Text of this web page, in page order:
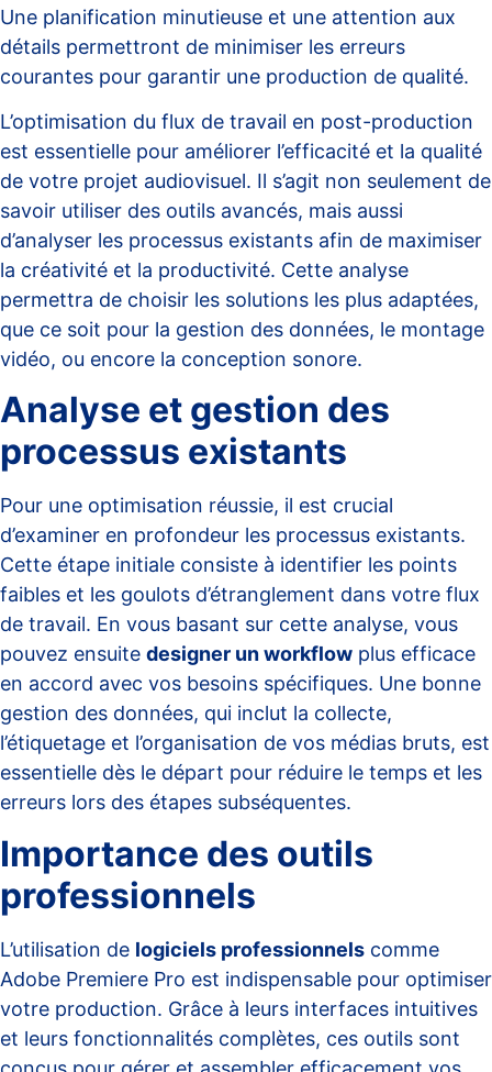
Une planification minutieuse et une attention aux
détails permettront de minimiser les erreurs
courantes pour garantir une production de qualité.
L’optimisation du flux de travail en post-production
est essentielle pour améliorer l’efficacité et la qualité
de votre projet audiovisuel. Il s’agit non seulement de
savoir utiliser des outils avancés, mais aussi
d’analyser les processus existants afin de maximiser
la créativité et la productivité. Cette analyse
permettra de choisir les solutions les plus adaptées,
que ce soit pour la gestion des données, le montage
vidéo, ou encore la conception sonore.
Analyse et gestion des
processus existants
Pour une optimisation réussie, il est crucial
d’examiner en profondeur les processus existants.
Cette étape initiale consiste à identifier les points
faibles et les goulots d’étranglement dans votre flux
de travail. En vous basant sur cette analyse, vous
pouvez ensuite designer un workflow plus efficace
en accord avec vos besoins spécifiques. Une bonne
gestion des données, qui inclut la collecte,
l’étiquetage et l’organisation de vos médias bruts, est
essentielle dès le départ pour réduire le temps et les
erreurs lors des étapes subséquentes.
Importance des outils
professionnels
L’utilisation de logiciels professionnels comme
Adobe Premiere Pro est indispensable pour optimiser
votre production. Grâce à leurs interfaces intuitives
et leurs fonctionnalités complètes, ces outils sont